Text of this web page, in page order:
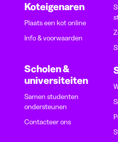
Koteigenaren
Plaats een kot online
Info & voorwaarden
Scholen &
universiteiten
Samen studenten
ondersteunen
Contacteer ons